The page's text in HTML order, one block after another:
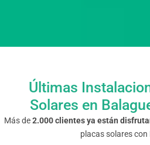
Últimas
Solares en
Más de2.000 clientes ya están
placas solares con